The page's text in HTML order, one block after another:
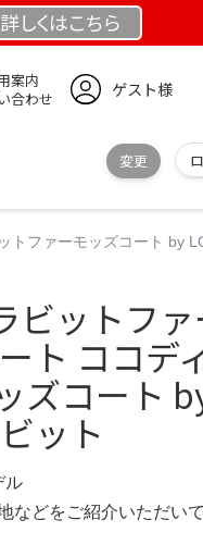
詳しくはこちら
案内
合わせ
ゲスト様
変更
ファーモッズコート by
ビットフ
ト ココデ
ズコート
ット
ル
などをご紹介いただい